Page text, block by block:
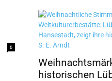
0
historischen